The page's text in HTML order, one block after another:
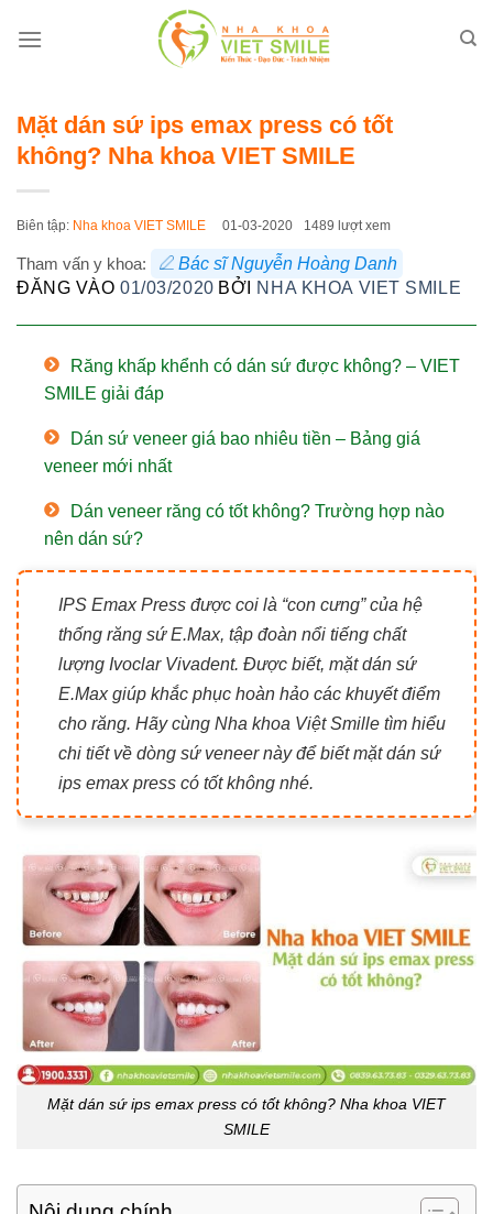
qua
Mặt dán sứ ips emax press có tốt
không? Nha khoa VIET SMILE
Biên tập: Nha khoa VIET SMILE 01-03-2020 1489 lượt xem
Tham vấn y khoa:
Bác sĩ Nguyễn Hoàng Danh
ĐĂNG VÀO01/03/2020 BỞI NHA KHOA VIET SMILE
Răng khấp khểnh có dán sứ được không? – VIET
SMILE giải đáp
Dán sứ veneer giá bao nhiêu tiền – Bảng giá
veneer mới nhất
Dán veneer răng có tốt không? Trường hợp nào
nên dán sứ?
IPS Emax Press được coi là “con cưng” của hệ
thống răng sứ E.Max, tập đoàn nổi tiếng chất
lượng Ivoclar Vivadent. Được biết, mặt dán sứ
E.Max giúp khắc phục hoàn hảo các khuyết điểm
cho răng. Hãy cùng Nha khoa Việt Smille tìm hiểu
chi tiết về dòng sứ veneer này để biết mặt dán sứ
ips emax press có tốt không nhé.
Mặt dán sứ ips emax press có tốt không? Nha khoa VIET
SMILE